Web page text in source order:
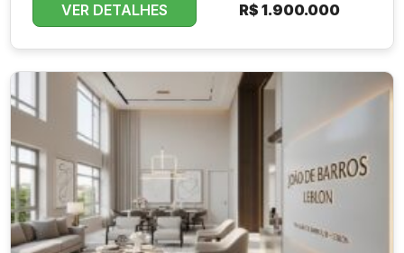
VER DETALHES R$ 1.900.000